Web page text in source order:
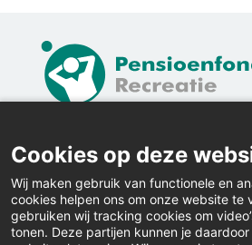
Home
Contact
Actueel
Cookies op deze
Wij maken gebruik van functionele en
cookies helpen ons om onze website te
gebruiken wij tracking cookies om
tonen. Deze partijen kunnen je